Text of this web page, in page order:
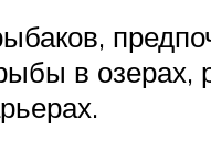
в